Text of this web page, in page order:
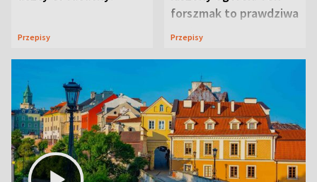
Przepisy
forszmak to prawdziwa
uczta
Przepisy